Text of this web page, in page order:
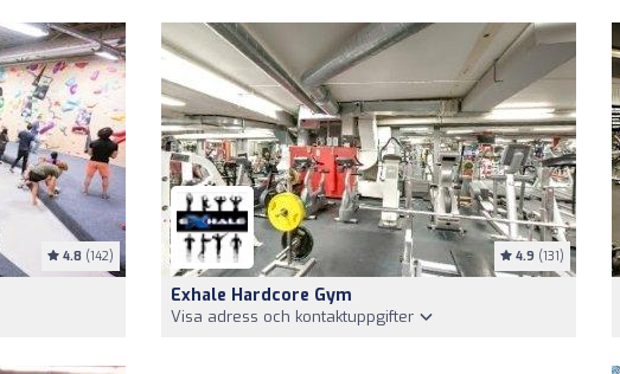
4.8 (142) 4.9 (131)
Exhale Hardcore Gym
Visa adress och kontaktuppgifter